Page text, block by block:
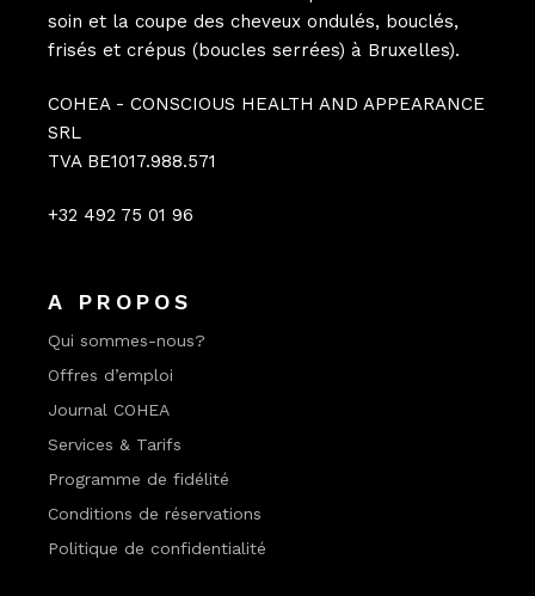
soin et la coupe des cheveux ondulés, bouclés,
frisés et crépus (boucles serrées) à Bruxelles).
COHEA - CONSCIOUS HEALTH AND APPEARANCE
SRL
TVA BE1017.988.571
+32 492 75 01 96
A PROPOS
Qui sommes-nous?
Offres d’emploi
Journal COHEA
Services & Tarifs
Programme de fidélité
Conditions de réservations
Politique de confidentialité